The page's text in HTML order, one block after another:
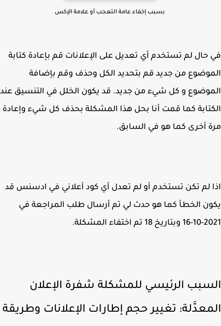
بسبب إخفاء عامة التعجب أو علامة الإكس
حال لم تستخدم أي تعديل على الإعلانات قم بإعادة كتابة
من جديد قم بتحديد الكل وحذف وقم بإضافة
و كل شيء من جديد. قد يكون الخلل في التنسيق عند
كما قمت أنا بحل هذا المشكلة بحذف كل شيء وإعادة
أخرى كما هو في السابق.
لم تكن تستخدم أو لم تعدل أي كود أعلاني في ادسنس قد
الخطأ كما هو حدث لي تم أرسال طلب المراجعة في
اختفاء المشكلة.
الرئيسي للمشكلة شفرة الإعلان
تغيير حجم إطارات الإعلانات وطريقة